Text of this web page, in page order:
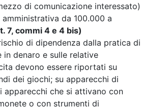
di comunicazione interessato)
da 100.000 a
7, commi 4 e 4 bis)
di dipendenza dalla pratica di
denaro e sulle relative
devono essere riportati su
dei giochi; su apparecchi di
apparecchi che si attivano con
o con strumenti di